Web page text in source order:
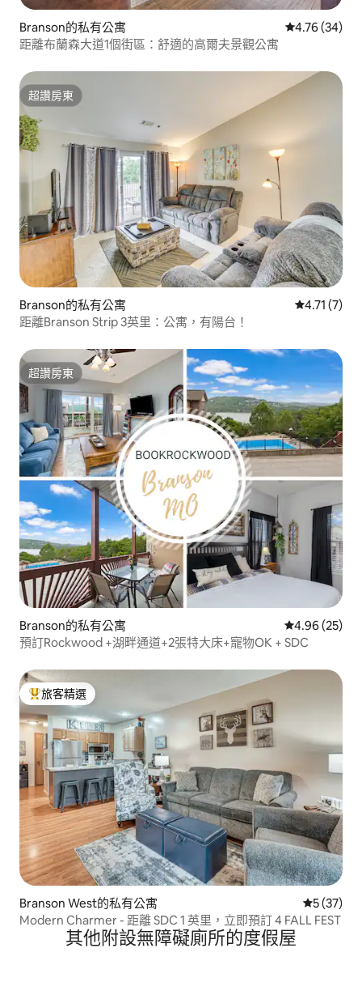
Branson的私有公寓 從 34 則評價
4.76 (34)
距離布蘭森大道1個街區：舒適的高爾夫景觀公寓
超讚房東
超讚房東
Branson的私有公寓 從 7 則評價
4.71 (7)
距離Branson Strip 3英里：公寓，有陽台！
超讚房東
超讚房東
Branson的私有公寓 從 25 則評價
4.96 (25)
預訂Rockwood +湖畔通道+2張特大床+寵物OK + SDC
旅客精選榜首
旅客精選
Branson West的私有公寓 從 37 則評
5 (37)
Modern Charmer - 距離 SDC 1 英里，立即預訂 4 FALL FEST
其他附設無障礙廁所的度假屋